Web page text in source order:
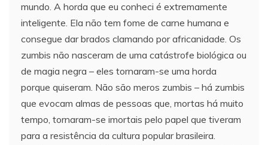
mundo. A horda que eu conheci é extremamente
inteligente. Ela não tem fome de carne humana e
consegue dar brados clamando por africanidade. Os
zumbis não nasceram de uma catástrofe biológica ou
de magia negra – eles tornaram-se uma horda
porque quiseram. Não são meros zumbis – há zumbis
que evocam almas de pessoas que, mortas há muito
tempo, tornaram-se imortais pelo papel que tiveram
para a resistência da cultura popular brasileira.